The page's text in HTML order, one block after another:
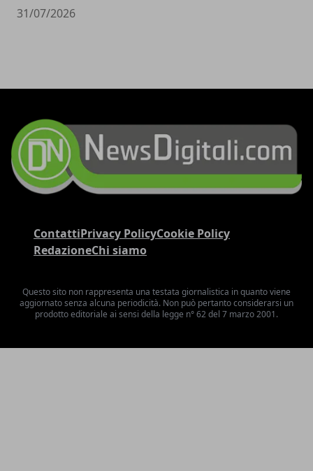
31/07/2026
ContattiPrivacy PolicyCookie Policy
RedazioneChi siamo
Questo sito non rappresenta una testata giornalistica in quanto viene
aggiornato senza alcuna periodicità. Non può pertanto considerarsi un
prodotto editoriale ai sensi della legge n° 62 del 7 marzo 2001.